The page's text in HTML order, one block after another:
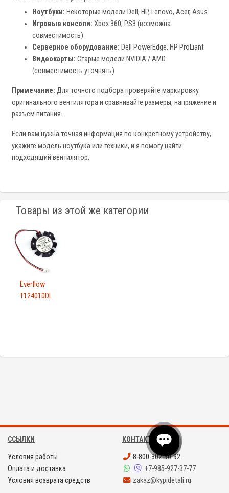
Ноутбуки: Некоторые модели Dell, HP, Lenovo, Acer, Asus
Игровые консоли: Xbox 360, PS3 (возможна
совместимость)
Серверное оборудование: Dell PowerEdge, HP ProLiant
Видеокарты: Старые модели NVIDIA / AMD
(совместимость уточнять)
Примечание: Для точного подбора проверяйте маркировку
оригинального вентилятора и сравнивайте размеры, напряжение и
разъем питания.
Если вам нужна точная информация по конкретному устройству,
укажите модель ноутбука или техники, и я помогу найти
подходящий вентилятор.
Товары из этой же категории
Everflow
T124010DL
ССЫЛКИ
Условия работы
Оплата и доставка
Условия возврата средств
КОНТАКТЫ
8-800-302-90-92
+7-985-927-37-77
zakaz@kypidetali.ru